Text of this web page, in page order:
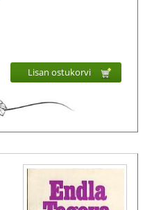
Lisan ostukorvi